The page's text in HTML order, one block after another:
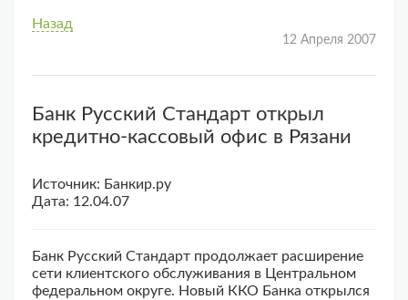
Назад
12 Апреля 2007
Банк Русский Стандарт открыл
кредитно-кассовый офис в Рязани
Источник: Банкир.ру
Дата: 12.04.07
Банк Русский Стандарт продолжает расширение
сети клиентского обслуживания в Центральном
федеральном округе. Новый ККО Банка открылся